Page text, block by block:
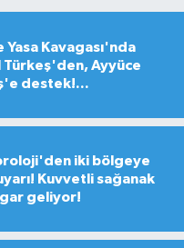
Yasa Kavagası'nda
Türkeş'den, Ayyüce
destek!...
iki bölgeye
Kuvvetli sağanak
geliyor!